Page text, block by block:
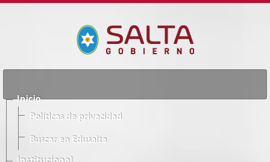
Inicio
Políticas de privacidad
Buscar en Edusalta